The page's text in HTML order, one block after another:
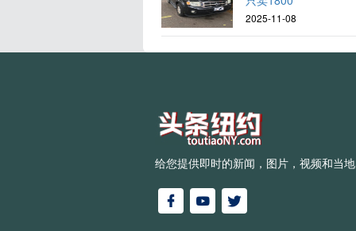
2025-11-08
给您提供即时的新闻，图片，视频和当